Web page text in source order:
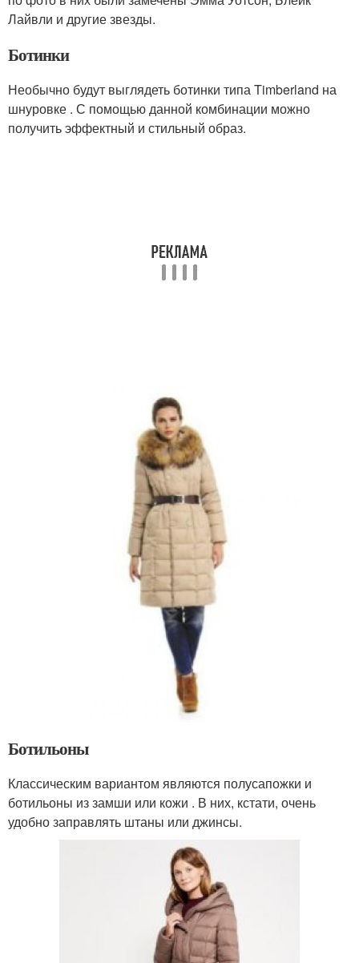
Лайвли и другие звезды.
Ботинки
Необычно будут выглядеть ботинки типа Timberland на
шнуровке . С помощью данной комбинации можно
получить эффектный и стильный образ.
Ботильоны
Классическим вариантом являются полусапожки и
ботильоны из замши или кожи . В них, кстати, очень
удобно заправлять штаны или джинсы.